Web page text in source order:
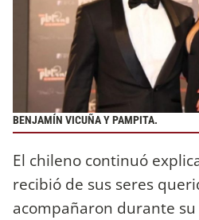
BENJAMÍN VICUÑA Y PAMPITA.
El chileno continuó
recibió de sus seres
acompañaron durante su